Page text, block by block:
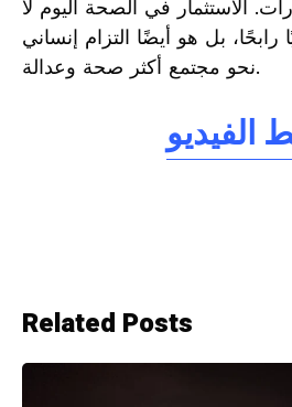
الاستثمار في الصحة اليوم لا
رابحًا، بل هو أيضًا التزام إنساني
نحو مجتمع أكثر صحة وعدالة.
الفيديو
Related Posts